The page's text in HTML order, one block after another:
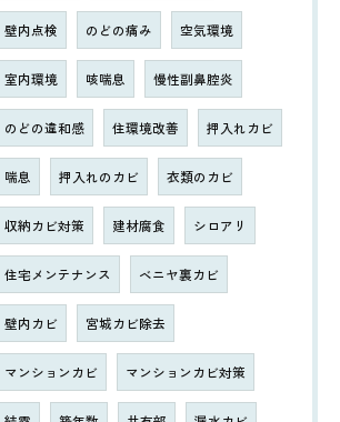
壁内点検 のどの痛み 空気環境
室内環境 咳喘息 慢性副鼻腔炎
のどの違和感 住環境改善 押入れカビ
喘息 押入れのカビ 衣類のカビ
収納カビ対策 建材腐食 シロアリ
住宅メンテナンス ベニヤ裏カビ
壁内カビ 宮城カビ除去
マンションカビ マンションカビ対策